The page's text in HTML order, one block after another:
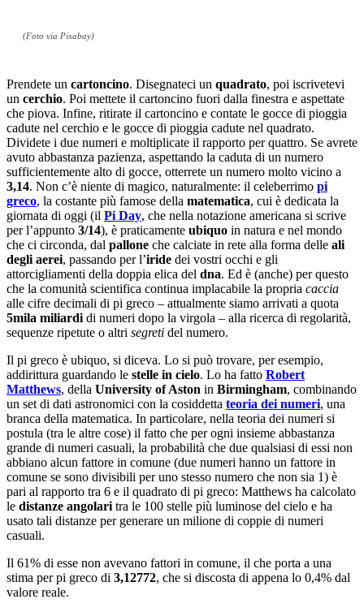
(Foto via Pixabay)
Prendete un cartoncino. Disegnateci un quadrato, poi iscrivetevi
un cerchio. Poi mettete il cartoncino fuori dalla finestra e aspettate
che piova. Infine, ritirate il cartoncino e contate le gocce di pioggia
cadute nel cerchio e le gocce di pioggia cadute nel quadrato.
Dividete i due numeri e moltiplicate il rapporto per quattro. Se avrete
avuto abbastanza pazienza, aspettando la caduta di un numero
sufficientemente alto di gocce, otterrete un numero molto vicino a
3,14. Non c’è niente di magico, naturalmente: il celeberrimo pi
greco, la costante più famose della matematica, cui è dedicata la
giornata di oggi (il Pi Day, che nella notazione americana si scrive
per l’appunto 3/14), è praticamente ubiquo in natura e nel mondo
che ci circonda, dal pallone che calciate in rete alla forma delle ali
degli aerei, passando per l’iride dei vostri occhi e gli
attorcigliamenti della doppia elica del dna. Ed è (anche) per questo
che la comunità scientifica continua implacabile la propria caccia
alle cifre decimali di pi greco – attualmente siamo arrivati a quota
5mila miliardi di numeri dopo la virgola – alla ricerca di regolarità,
sequenze ripetute o altri segreti del numero.
Il pi greco è ubiquo, si diceva. Lo si può trovare, per esempio,
addirittura guardando le stelle in cielo. Lo ha fatto Robert
Matthews, della University of Aston in Birmingham, combinando
un set di dati astronomici con la cosiddetta teoria dei numeri, una
branca della matematica. In particolare, nella teoria dei numeri si
postula (tra le altre cose) il fatto che per ogni insieme abbastanza
grande di numeri casuali, la probabilità che due qualsiasi di essi non
abbiano alcun fattore in comune (due numeri hanno un fattore in
comune se sono divisibili per uno stesso numero che non sia 1) è
pari al rapporto tra 6 e il quadrato di pi greco: Matthews ha calcolato
le distanze angolari tra le 100 stelle più luminose del cielo e ha
usato tali distanze per generare un milione di coppie di numeri
casuali.
Il 61% di esse non avevano fattori in comune, il che porta a una
stima per pi greco di 3,12772, che si discosta di appena lo 0,4% dal
valore reale.